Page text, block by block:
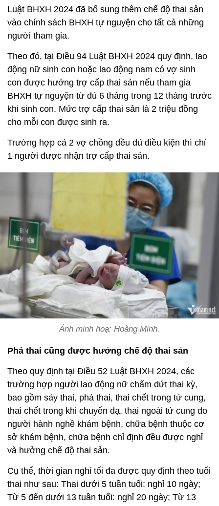
Luật BHXH 2024 đã bổ sung thêm chế độ thai sản
vào chính sách BHXH tự nguyện cho tất cả những
người tham gia.
Theo đó, tại Điều 94 Luật BHXH 2024 quy định, lao
động nữ sinh con hoặc lao động nam có vợ sinh
con được hưởng trợ cấp thai sản nếu tham gia
BHXH tự nguyện từ đủ 6 tháng trong 12 tháng trước
khi sinh con. Mức trợ cấp thai sản là 2 triệu đồng
cho mỗi con được sinh ra.
Trường hợp cả 2 vợ chồng đều đủ điều kiện thì chỉ
1 người được nhận trợ cấp thai sản.
Ảnh minh hoạ: Hoàng Minh.
Phá thai cũng được hưởng chế độ thai sản
Theo quy định tại Điều 52 Luật BHXH 2024, các
trường hợp người lao động nữ chấm dứt thai kỳ,
bao gồm sảy thai, phá thai, thai chết trong tử cung,
thai chết trong khi chuyển dạ, thai ngoài tử cung do
người hành nghề khám bệnh, chữa bệnh thuộc cơ
sở khám bệnh, chữa bệnh chỉ định đều được nghỉ
và hưởng chế độ thai sản.
Cụ thể, thời gian nghỉ tối đa được quy định theo tuổi
thai như sau: Thai dưới 5 tuần tuổi: nghỉ 10 ngày;
Từ 5 đến dưới 13 tuần tuổi: nghỉ 20 ngày; Từ 13